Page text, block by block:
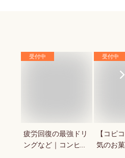
受付中
疲労回復の最強ドリ
ングなど｜コンビ
受付中
【コピ
気のお